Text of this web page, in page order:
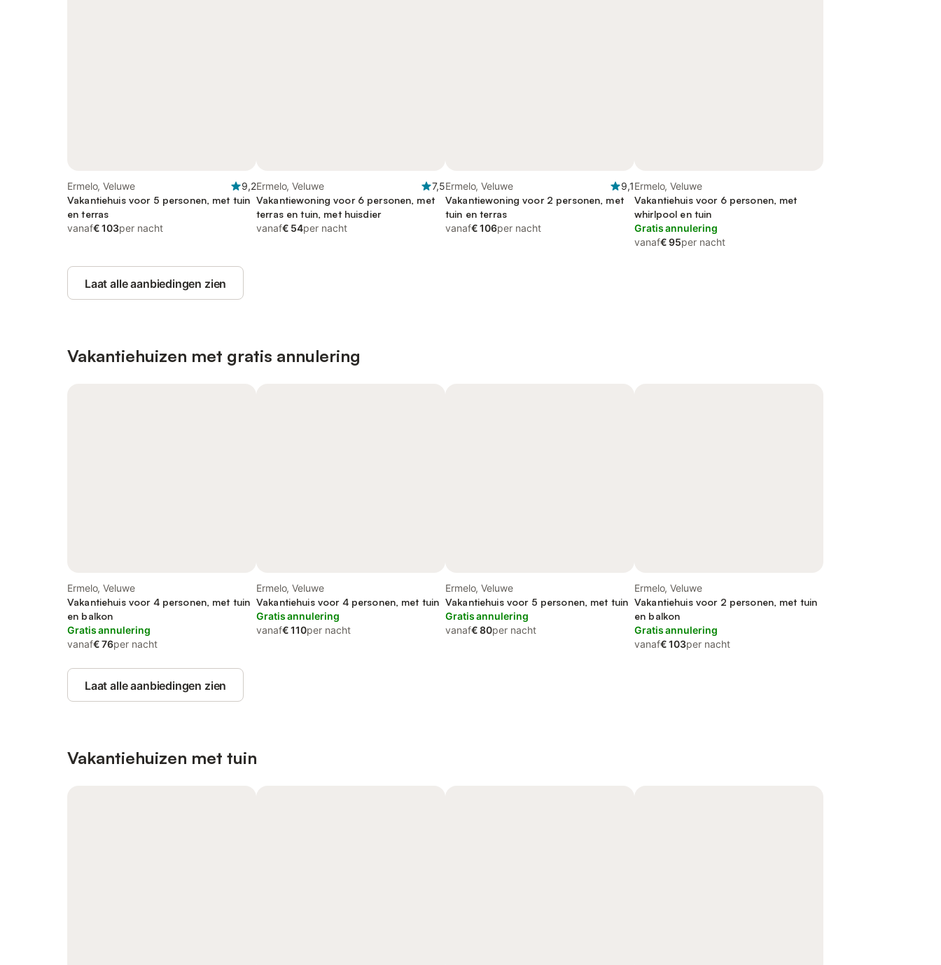
Ermelo, Veluwe
9,2
Vakantiehuis voor 5 personen, met tuin
en terras
vanaf€ 103per nacht
Ermelo, Veluwe
7,5
Vakantiewoning voor 6 personen, met
terras en tuin, met huisdier
vanaf€ 54per nacht
Ermelo, Veluwe
9,1
Vakantiewoning voor 2 personen, met
tuin en terras
vanaf€ 106per nacht
Ermelo, Veluwe
Vakantiehuis voor 6 personen, met
whirlpool en tuin
Gratis annulering
vanaf€ 95per nacht
Laat alle aanbiedingen zien
Vakantiehuizen met gratis annulering
Ermelo, Veluwe
Vakantiehuis voor 4 personen, met tuin
en balkon
Gratis annulering
vanaf€ 76per nacht
Ermelo, Veluwe
Vakantiehuis voor 4 personen, met tuin
Gratis annulering
vanaf€ 110per nacht
Ermelo, Veluwe
Vakantiehuis voor 5 personen, met tuin
Gratis annulering
vanaf€ 80per nacht
Ermelo, Veluwe
Vakantiehuis voor 2 personen, met tuin
en balkon
Gratis annulering
vanaf€ 103per nacht
Laat alle aanbiedingen zien
Vakantiehuizen met tuin